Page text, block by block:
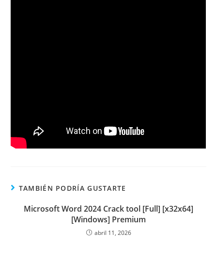
TAMBIÉN PODRÍA GUSTARTE
Microsoft Word 2024 Crack tool [Full] [x32x64]
[Windows] Premium
abril 11, 2026